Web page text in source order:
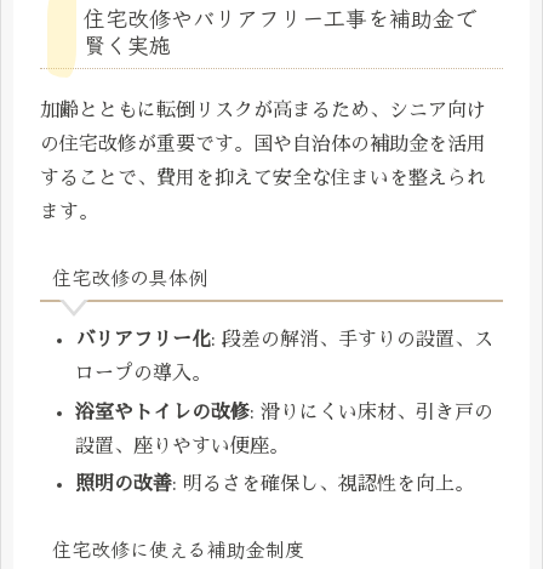
住宅改修やバリアフリー工事を補助金で
賢く実施
加齢とともに転倒リスクが高まるため、シニア向け
の住宅改修が重要です。国や自治体の補助金を活用
することで、費用を抑えて安全な住まいを整えられ
ます。
住宅改修の具体例
バリアフリー化: 段差の解消、手すりの設置、ス
ロープの導入。
浴室やトイレの改修: 滑りにくい床材、引き戸の
設置、座りやすい便座。
照明の改善: 明るさを確保し、視認性を向上。
住宅改修に使える補助金制度